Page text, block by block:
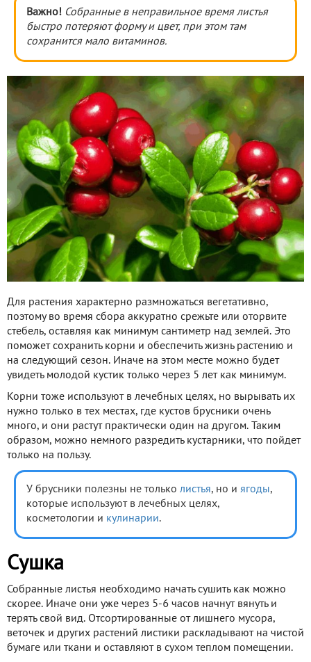
Важно! Собранные в неправильное время листья
быстро потеряют форму и цвет, при этом там
сохранится мало витаминов.
Для растения характерно размножаться вегетативно,
поэтому во время сбора аккуратно срежьте или оторвите
стебель, оставляя как минимум сантиметр над землей. Это
поможет сохранить корни и обеспечить жизнь растению и
на следующий сезон. Иначе на этом месте можно будет
увидеть молодой кустик только через 5 лет как минимум.
Корни тоже используют в лечебных целях, но вырывать их
нужно только в тех местах, где кустов брусники очень
много, и они растут практически один на другом. Таким
образом, можно немного разредить кустарники, что пойдет
только на пользу.
У брусники полезны не только листья, но и ягоды,
которые используют в лечебных целях,
косметологии и кулинарии.
Сушка
Собранные листья необходимо начать сушить как можно
скорее. Иначе они уже через 5-6 часов начнут вянуть и
терять свой вид. Отсортированные от лишнего мусора,
веточек и других растений листики раскладывают на чистой
бумаге или ткани и оставляют в сухом теплом помещении.